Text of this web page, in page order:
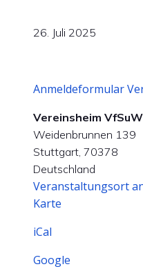
Sommerfest
26. Juli 2025
Anmeldeformular
Vereinsheim
Weidenbrunnen 139
Stuttgart, 70378
Deutschland
Veranstaltungsort
Karte
iCal
Google